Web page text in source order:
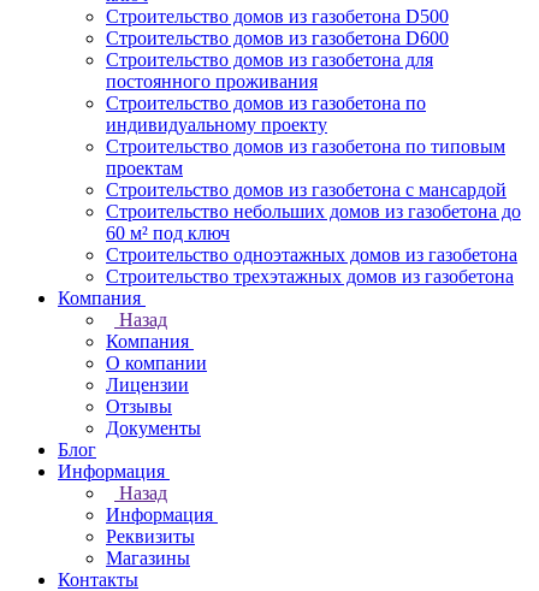
Строительство домов из газобетона D500
Строительство домов из газобетона D600
Строительство домов из газобетона для
постоянного проживания
Строительство домов из газобетона по
индивидуальному проекту
Строительство домов из газобетона по типовым
проектам
Строительство домов из газобетона с мансардой
Строительство небольших домов из газобетона до
60 м² под ключ
Строительство одноэтажных домов из газобетона
Строительство трехэтажных домов из газобетона
Компания
Назад
Компания
О компании
Лицензии
Отзывы
Документы
Блог
Информация
Назад
Информация
Реквизиты
Магазины
Контакты